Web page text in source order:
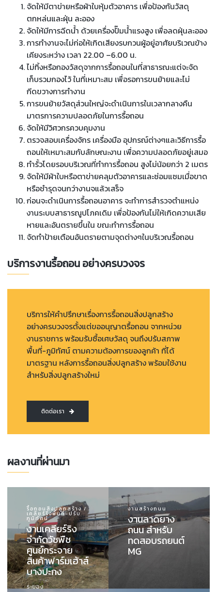
จัดให้มีตาข่ายหรือผ้าใบหุ้มตัวอาคาร เพื่อป้องกันวัสดุ
ตกหล่นและฝุ่น ละออง
จัดให้มีการฉีดน้ำ ด้วยเครื่องปั๊มน้ำแรงสูง เพื่อลดฝุ่นละออง
การทำงานจะไม่ก่อให้เกิดเสียงรบกวนผู้อยู่อาศัยบริเวณข้าง
เคียงระหว่าง เวลา 22.00 –6.00 น.
ไม่ทิ้งหรือกองวัสดุจากการรื้อถอนในที่สาธารณะแต่จะจัด
เก็บรวมกองไว้ ในที่เหมาะสม เพื่อรอการขนย้ายและไม่
กีดขวางการทำงาน
การขนย้ายวัสดุส่วนใหญ่จะดำเนินการในเวลากลางคืน
มาตรการความปลอดภัยในการรื้อถอน
จัดให้มีวิศวกรควบคุมงาน
ตรวจสอบเครื่องจักร เครื่องมือ อุปกรณ์ต่างๆและวิธีการรื้อ
ถอนให้เหมาะสมกับลักษณะงาน เพื่อความปลอดภัยอยู่เสมอ
ทำรั้วโดยรอบบริเวณที่ทำการรื้อถอน สูงไม่น้อยกว่า 2 เมตร
จัดให้มีผ้าใบหรือตาข่ายคลุมตัวอาคารและซ่อมแซมเมื่อขาด
หรือชำรุดจนกว่างานจแล้วเสร็จ
ก่อนจะดำเนินการรื้อถอนอาคาร จะทำการสำรวจตำแหน่ง
งานระบบสาธารณูปโภคเดิม เพื่อป้องกันไม่ให้เกิดความเสีย
หายและอันตรายขึ้นใน ขณะทำการรื้อถอน
จัดทำป้ายเตือนอันตรายตามจุดต่างๆในบริเวณรื้อถอน
บริการงานรื้อถอน อย่างครบวงจร
บริการให้คำปรึกษาเรื่องการรื้อถอนสิ่งปลูกสร้าง
อย่างครบวงจรตั้งแต่ขออนุญาตรื้อถอน จากหน่วย
งานราชการ พร้อมรับซื้อเศษวัสดุ จนถึงปรับสภาพ
พื้นที่-ภูมิทัศน์ ตามความต้องการของลูกค้า ที่ได้
มาตรฐาน หลังการรื้อถอนสิ่งปลูกสร้าง พร้อมใช้งาน
สำหรับสิ่งปลูกสร้างใหม่
ติดต่อเรา
ผลงานที่ผ่านมา
รื้อถอนสิ่งปลูกสร้าง /
เคลียร์ริ่งพื้นที่-ปรับ
ภูมิทัศน์
งานเคลียร์ริง
จำกัดวัชพืช
ศูนย์กระจาย
สินค้าฟาร์มเฮ้าส์
บางปะกง
ระยอง
งานสร้างถนน
งานลาดยาง
ถนน สำหรับ
ทดสอบรถยนต์
MG